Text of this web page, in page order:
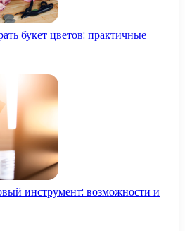
букет цветов: практичные
инструмент: возможности и